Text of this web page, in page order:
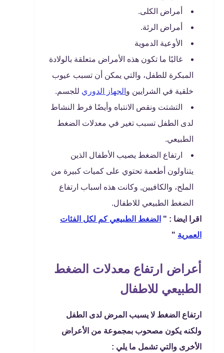
أمراض الكلى.
أمراض الرئة.
الأوعية الدموية
غالبًا ما تكون هذه الأمراض متعلقة بالولادة
المبكرة للطفل، والتي يمكن أن تسبب عيوب
خلقية في الشرايين و الجهاز الدوري للجسم.
التشتت ونقص الانتباه وأيضًا فرط النشاط
لدى الطفل تسبب تغير في معدلات الضغط
الطبيعي.
ارتفاع الضغط يصيب الأطفال الذين
يتناولون أطعمة تحتوي على كميات كبيرة من
الملح، والكافيين, وكانت هذه اسباب ارتفاع
الضغط الطبيعي للاطفال.
اقرا ايضا : " الضغط الطبيعي كم لكل الفئات
العمرية "
أعراض ارتفاع معدلات الضغط
الطبيعي للاطفال
ارتفاع الضغط لا يسبب المرض لدى الطفل
ولكنه يكون مصحوب بمجموعة من الأعراض
الأخرى والتي تشمل ما يلي :